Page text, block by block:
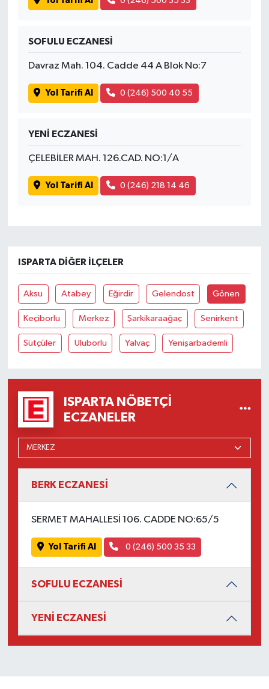
SOFULU ECZANESİ
Davraz Mah. 104. Cadde 44 A Blok No:7
Yol Tarifi Al 0 (246) 500 40 55
YENİ ECZANESİ
ÇELEBİLER MAH. 126.CAD. NO:1/A
Yol Tarifi Al 0 (246) 218 14 46
ISPARTA DIĞER İLÇELER
Aksu Atabey Eğirdir Gelendost Gönen
Keçiborlu Merkez Şarkikaraağaç Senirkent
Sütçüler Uluborlu Yalvaç Yenişarbademli
ISPARTA NÖBETÇI
ECZANELER
BERK ECZANESİ
SERMET MAHALLESİ 106. CADDE NO:65/5
Yol Tarifi Al 0 (246) 500 35 33
SOFULU ECZANESİ
YENİ ECZANESİ